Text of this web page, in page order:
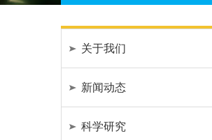
关于我们
新闻动态
科学研究